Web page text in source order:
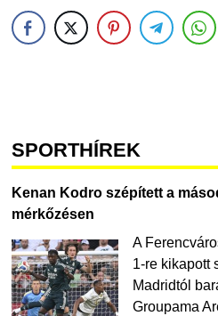
SPORTHÍREK
Kenan Kodro szépített a
mérkőzésen
A
1-re kikapott
Madridtól
Groupama